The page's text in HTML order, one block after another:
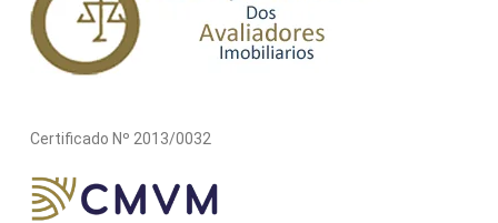
Certificado Nº 2013/0032